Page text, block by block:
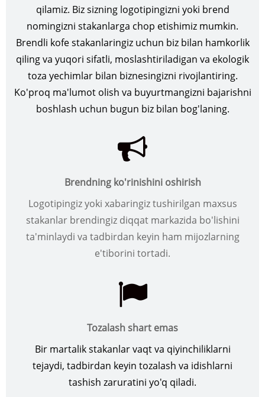
qilamiz. Biz sizning logotipingizni yoki brend
nomingizni stakanlarga chop etishimiz mumkin.
Brendli kofe stakanlaringiz uchun biz bilan hamkorlik
qiling va yuqori sifatli, moslashtiriladigan va ekologik
toza yechimlar bilan biznesingizni rivojlantiring.
Ko'proq ma'lumot olish va buyurtmangizni bajarishni
boshlash uchun bugun biz bilan bog'laning.
Brendning ko'rinishini oshirish
Logotipingiz yoki xabaringiz tushirilgan maxsus
stakanlar brendingiz diqqat markazida bo'lishini
ta'minlaydi va tadbirdan keyin ham mijozlarning
e'tiborini tortadi.
Tozalash shart emas
Bir martalik stakanlar vaqt va qiyinchiliklarni
tejaydi, tadbirdan keyin tozalash va idishlarni
tashish zaruratini yo'q qiladi.